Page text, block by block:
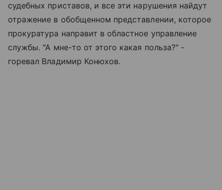
судебных приставов, и все эти нарушения найдут
отражение в обобщенном представлении, которое
прокуратура направит в областное управление
службы. "А мне-то от этого какая польза?" -
горевал Владимир Конюхов.